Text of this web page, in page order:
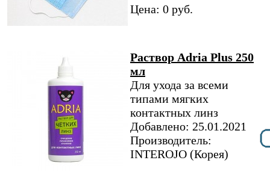
Цена: 0 руб.
Раствор Adria Plus 250
мл
Для ухода за всеми
типами мягких
контактных линз
Добавлено: 25.01.2021
Производитель:
INTEROJO (Корея)